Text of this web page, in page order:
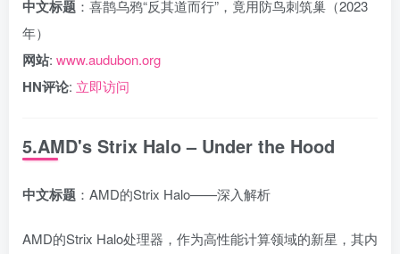
中文标题 ：喜鹊乌鸦“反其道而行”，竟用防鸟刺筑巢（2023
年）
网站: www.audubon.org
HN评论: 立即访问
5.AMD's Strix Halo – Under the Hood
中文标题 ：AMD的Strix Halo——深入解析
AMD的Strix Halo处理器，作为高性能计算领域的新星，其内